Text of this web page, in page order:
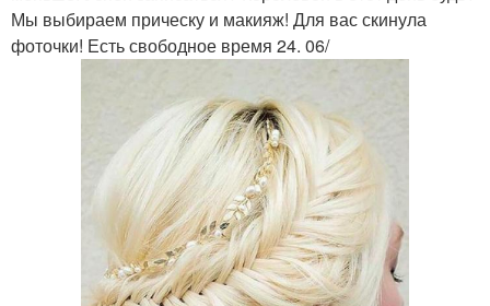
Мы выбираем прическу и макияж! Для вас скинула
фоточки! Есть свободное время 24. 06/